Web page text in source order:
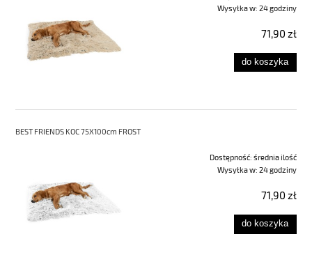
Wysyłka w: 24 godziny
71,90 zł
do koszyka
BEST FRIENDS KOC 75X100cm FROST
Dostępność: średnia ilość
Wysyłka w: 24 godziny
71,90 zł
do koszyka